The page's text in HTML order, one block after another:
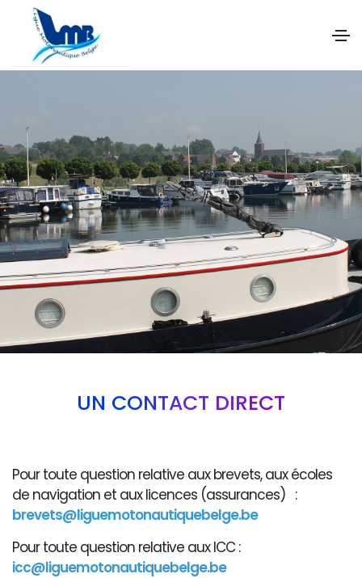
UN CONTACT DIRECT
Pour toute question relative aux brevets, aux écoles
de navigation et aux licences (assurances) :
brevets@liguemotonautiquebelge.be
Pour toute question relative aux ICC :
icc@liguemotonautiquebelge.be